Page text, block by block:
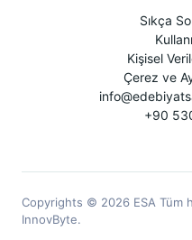
Sıkça
Kişisel
Çerez ve
+90
Copyrights © 2026 ESA Tüm
InnovByte.